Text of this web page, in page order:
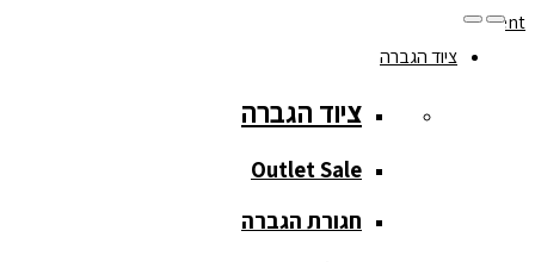
Skip to content
077-208-0290
מעקב הזמנות
ציוד הגברה
ציוד הגברה
Outlet Sale
חגורת הגברה